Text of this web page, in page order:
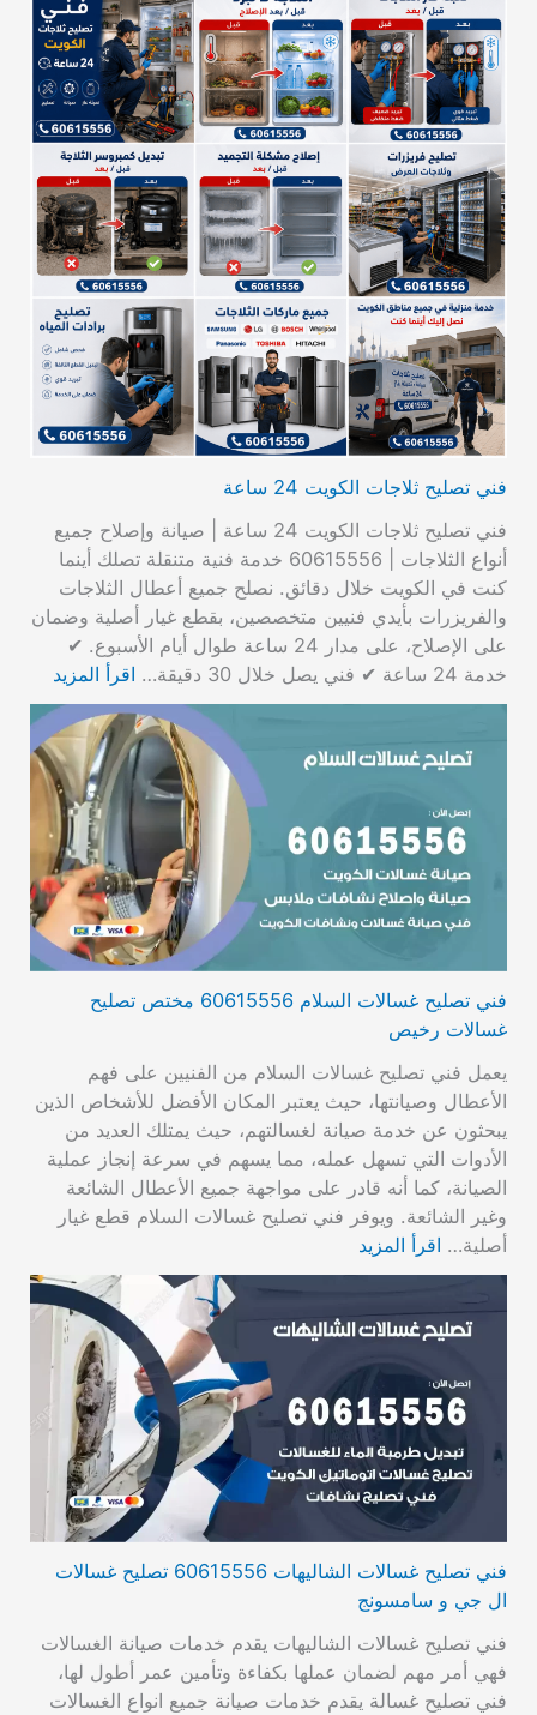
فني تصليح ثلاجات الكويت 24 ساعة
فني تصليح ثلاجات الكويت 24 ساعة | صيانة وإصلاح جميع
أنواع الثلاجات | 60615556 خدمة فنية متنقلة تصلك أينما
كنت في الكويت خلال دقائق. نصلح جميع أعطال الثلاجات
والفريزرات بأيدي فنيين متخصصين، بقطع غيار أصلية وضمان
على الإصلاح، على مدار 24 ساعة طوال أيام الأسبوع. ✔
خدمة 24 ساعة ✔ فني يصل خلال 30 دقيقة…
اقرأ المزيد
فني تصليح غسالات السلام 60615556 مختص تصليح
غسالات رخيص
يعمل فني تصليح غسالات السلام من الفنيين على فهم
الأعطال وصيانتها، حيث يعتبر المكان الأفضل للأشخاص الذين
يبحثون عن خدمة صيانة لغسالتهم، حيث يمتلك العديد من
الأدوات التي تسهل عمله، مما يسهم في سرعة إنجاز عملية
الصيانة، كما أنه قادر على مواجهة جميع الأعطال الشائعة
وغير الشائعة. ويوفر فني تصليح غسالات السلام قطع غيار
أصلية… اقرأ المزيد
فني تصليح غسالات الشاليهات 60615556 تصليح غسالات
ال جي و سامسونج
فني تصليح غسالات الشاليهات يقدم خدمات صيانة الغسالات
فهي أمر مهم لضمان عملها بكفاءة وتأمين عمر أطول لها،
فني تصليح غسالة يقدم خدمات صيانة جميع انواع الغسالات